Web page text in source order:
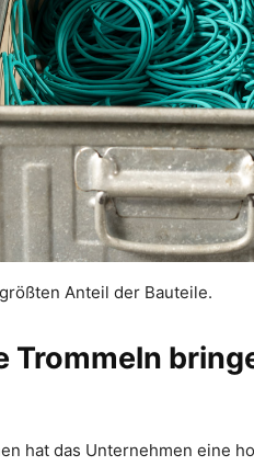
Anteil der Bauteile.
Trommeln
hat das Unternehmen eine